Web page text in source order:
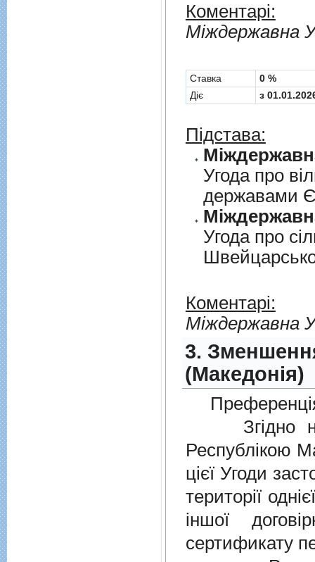
Коментарі:
Мiждержавна
Cтавка
0 %
Діє
з
Підстава:
Угода про
державами
Угода про
Коментарі:
Мiждержавна
3.
(Македонія)
Згідно
Республікою
цієї Угоди
території
іншої
сертификату